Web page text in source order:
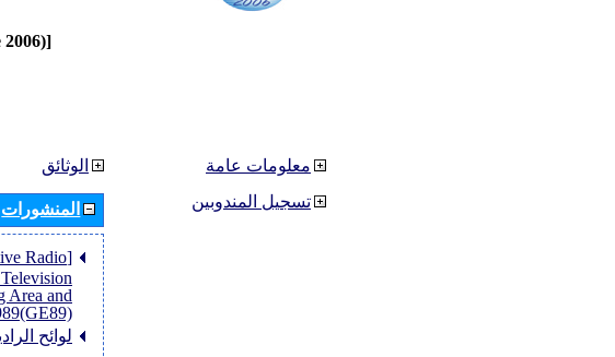
[(Geneva, Switzerland, 15 May-16 June 2006)]
الوثائق
المنشورات
Radio
Area and
لوائح
معلومات عامة
تسجيل المندوبين